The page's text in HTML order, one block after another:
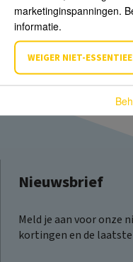
Schrijf een
Nieuwsbrief
Meld je aan voor onze
kortingen en de
marketinginspanningen.
informatie.
WEIGER NIET-